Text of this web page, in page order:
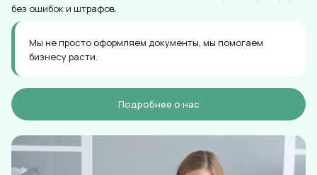
без ошибок и штрафов.
Мы не просто оформляем документы, мы помогаем
бизнесу расти.
Подробнее о нас